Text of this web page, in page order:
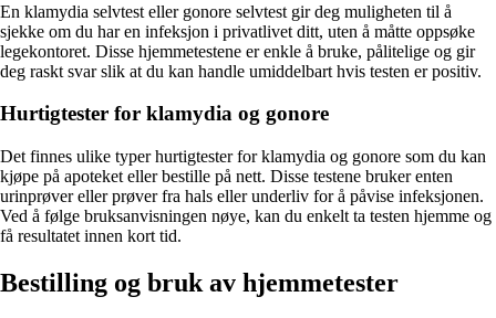
En klamydia selvtest eller gonore selvtest gir deg muligheten til å
sjekke om du har en infeksjon i privatlivet ditt, uten å måtte oppsøke
legekontoret. Disse hjemmetestene er enkle å bruke, pålitelige og gir
deg raskt svar slik at du kan handle umiddelbart hvis testen er positiv.
Hurtigtester for klamydia og gonore
Det finnes ulike typer hurtigtester for klamydia og gonore som du kan
kjøpe på apoteket eller bestille på nett. Disse testene bruker enten
urinprøver eller prøver fra hals eller underliv for å påvise infeksjonen.
Ved å følge bruksanvisningen nøye, kan du enkelt ta testen hjemme og
få resultatet innen kort tid.
Bestilling og bruk av hjemmetester